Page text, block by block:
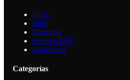
Inicio
Blog
Rankings
Eventos UFC
Peleadores
Categorías